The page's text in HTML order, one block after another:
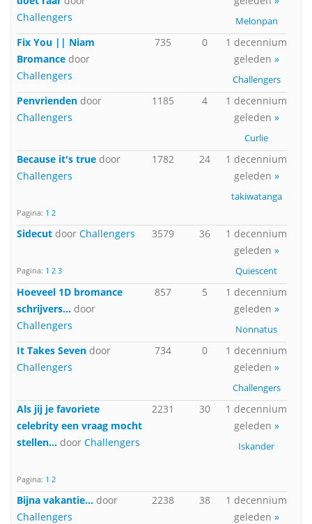
Challengers
Melonpan
Fix You || Niam
Bromance door
Challengers
735 0
1 decennium
geleden »
Challengers
Penvrienden door
Challengers
1185 4
1 decennium
geleden »
Curlie
Because it's true door
Challengers
Pagina: 1 2
1782 24
1 decennium
geleden »
takiwatanga
Sidecut door Challengers
Pagina: 1 2 3
3579 36
1 decennium
geleden »
Quiescent
Hoeveel 1D bromance
schrijvers... door
Challengers
857 5
1 decennium
geleden »
Nonnatus
It Takes Seven door
Challengers
734 0
1 decennium
geleden »
Challengers
Als jij je favoriete
celebrity een vraag mocht
stellen... door Challengers
Pagina: 1 2
2231 30
1 decennium
geleden »
Iskander
Bijna vakantie... door
Challengers
2238 38
1 decennium
geleden »